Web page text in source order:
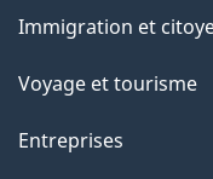
sujets
Immigration et
Voyage et tourisme
Entreprises